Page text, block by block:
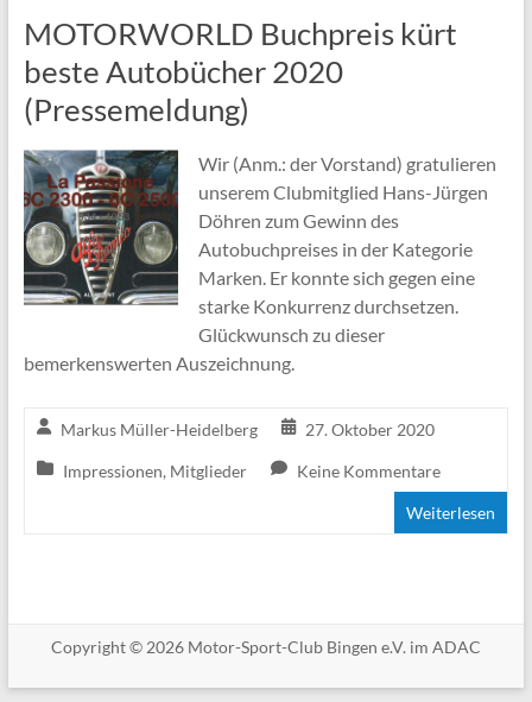
MOTORWORLD Buchpreis kürt
beste Autobücher 2020
(Pressemeldung)
Wir (Anm.: der Vorstand) gratulieren
unserem Clubmitglied Hans-Jürgen
Döhren zum Gewinn des
Autobuchpreises in der Kategorie
Marken. Er konnte sich gegen eine
starke Konkurrenz durchsetzen.
Glückwunsch zu dieser
bemerkenswerten Auszeichnung.
Markus Müller-Heidelberg 27. Oktober 2020
Impressionen, Mitglieder Keine Kommentare
Weiterlesen
Copyright © 2026 Motor-Sport-Club Bingen e.V. im ADAC